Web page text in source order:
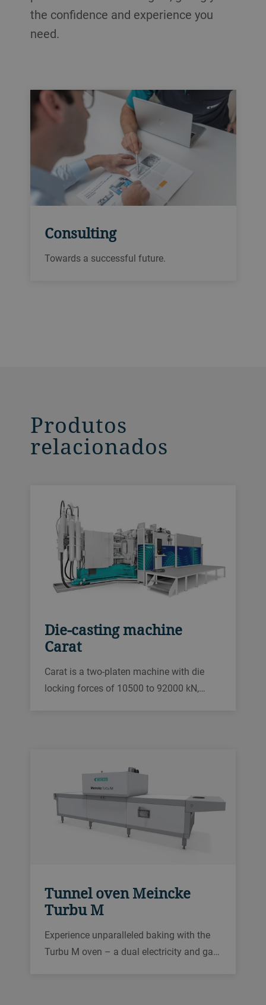
the confidence and experience you
need.
Consulting
Towards a successful future.
Produtos
relacionados
Die-casting machine
Carat
Carat is a two-platen machine with die
locking forces of 10500 to 92000 kN,
Tunnel oven Meincke
Turbu M
Experience unparalleled baking with the
Turbu M oven – a dual electricity and gas